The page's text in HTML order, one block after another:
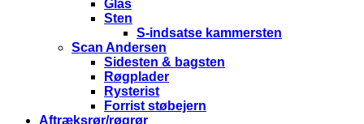
Glas
Sten
S-indsatse kammersten
Scan Andersen
Sidesten & bagsten
Røgplader
Rysterist
Forrist støbejern
Aftræksrør/røgrør